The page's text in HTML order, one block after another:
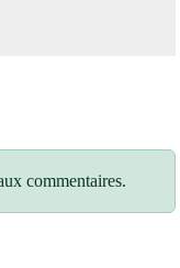
commentaires.